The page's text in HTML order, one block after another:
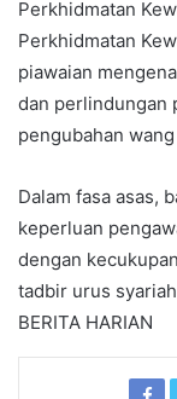
Perkhidmatan
Perkhidmatan
piawaian
dan perlindungan
pengubahan
Dalam fasa asas,
keperluan
dengan
tadbir urus
BERITA HARIAN